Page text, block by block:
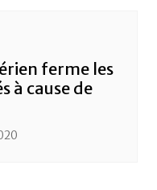
ferme les
à cause de